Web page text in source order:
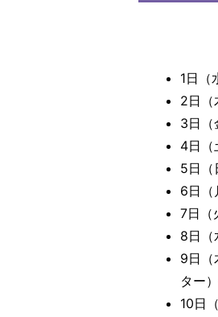
1日（
2日（
3日（
4日（
5日（
6日（
7日（
8日（
9日（
ター
10日